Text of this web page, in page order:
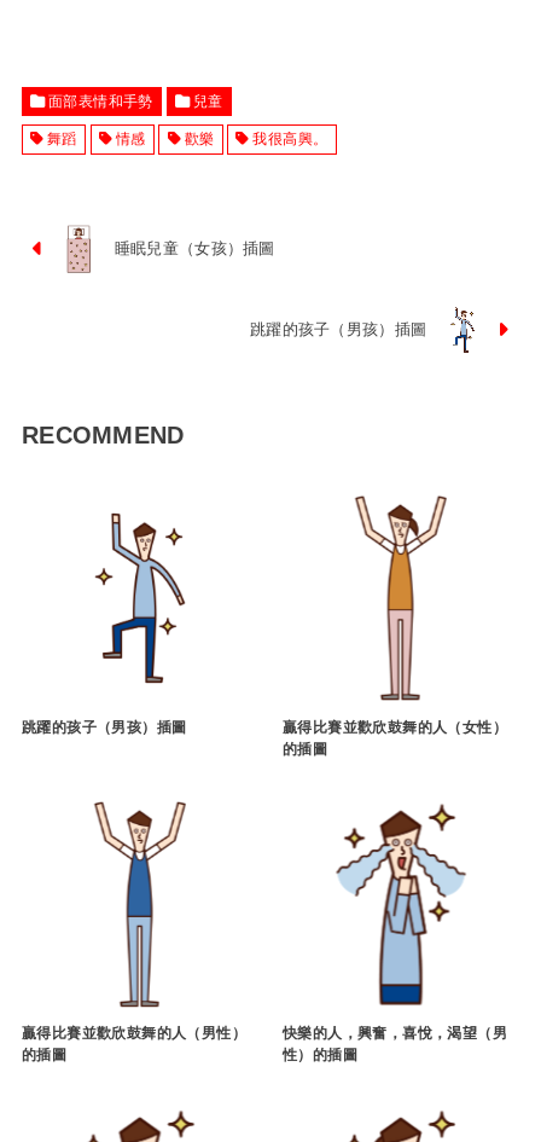
面部表情和手勢 兒童
舞蹈 情感 歡樂 我很高興。
睡眠兒童（女孩）插圖
跳躍的孩子（男孩）插圖
RECOMMEND
跳躍的孩子（男孩）插圖
贏得比賽並歡欣鼓舞的人（女性）
的插圖
贏得比賽並歡欣鼓舞的人（男性）
的插圖
快樂的人，興奮，喜悅，渴望（男
性）的插圖